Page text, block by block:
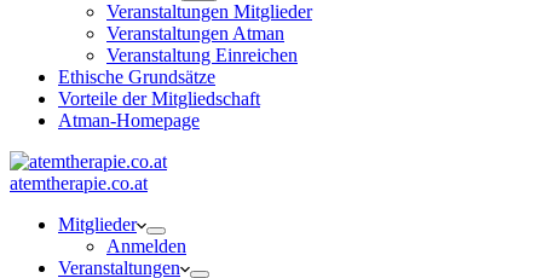
Veranstaltungen Mitglieder
Veranstaltungen Atman
Veranstaltung Einreichen
Ethische Grundsätze
Vorteile der Mitgliedschaft
Atman-Homepage
atemtherapie.co.at
Mitglieder
Anmelden
Veranstaltungen